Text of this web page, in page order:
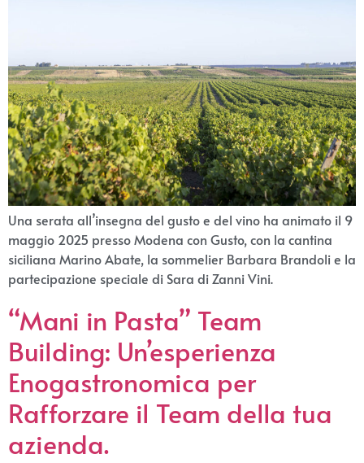
Una serata all’insegna del gusto e del vino ha animato il 9
maggio 2025 presso Modena con Gusto, con la cantina
siciliana Marino Abate, la sommelier Barbara Brandoli e la
partecipazione speciale di Sara di Zanni Vini.
“Mani in Pasta” Team
Building: Un’esperienza
Enogastronomica per
Rafforzare il Team della tua
azienda.